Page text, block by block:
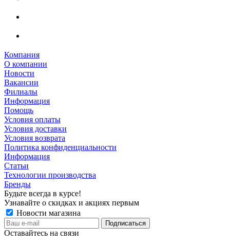
Компания
О компании
Новости
Вакансии
Филиалы
Информация
Помощь
Условия оплаты
Условия доставки
Условия возврата
Политика конфиденциальности
Информация
Статьи
Технологии производства
Бренды
Будьте всегда в курсе!
Узнавайте о скидках и акциях первым
Новости магазина
Оставайтесь на связи